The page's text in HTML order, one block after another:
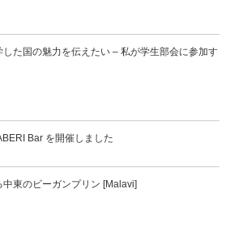
した国の魅力を伝えたい – 私が学生部会に参加す
Bar を開催しました
中東のビーガンプリン [Malavi]